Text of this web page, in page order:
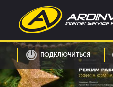
content
ПОДКЛЮЧИТЬСЯ